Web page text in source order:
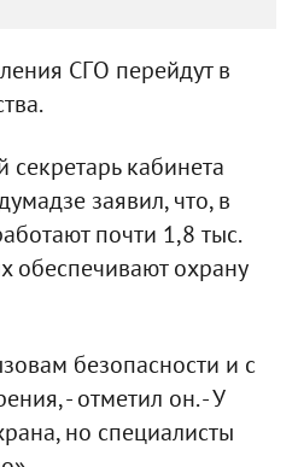
СГО перейдут в
секретарь кабинета
заявил, что, в
почти 1,8 тыс.
обеспечивают охрану
безопасности и с
- отметил он. - У
но специалисты